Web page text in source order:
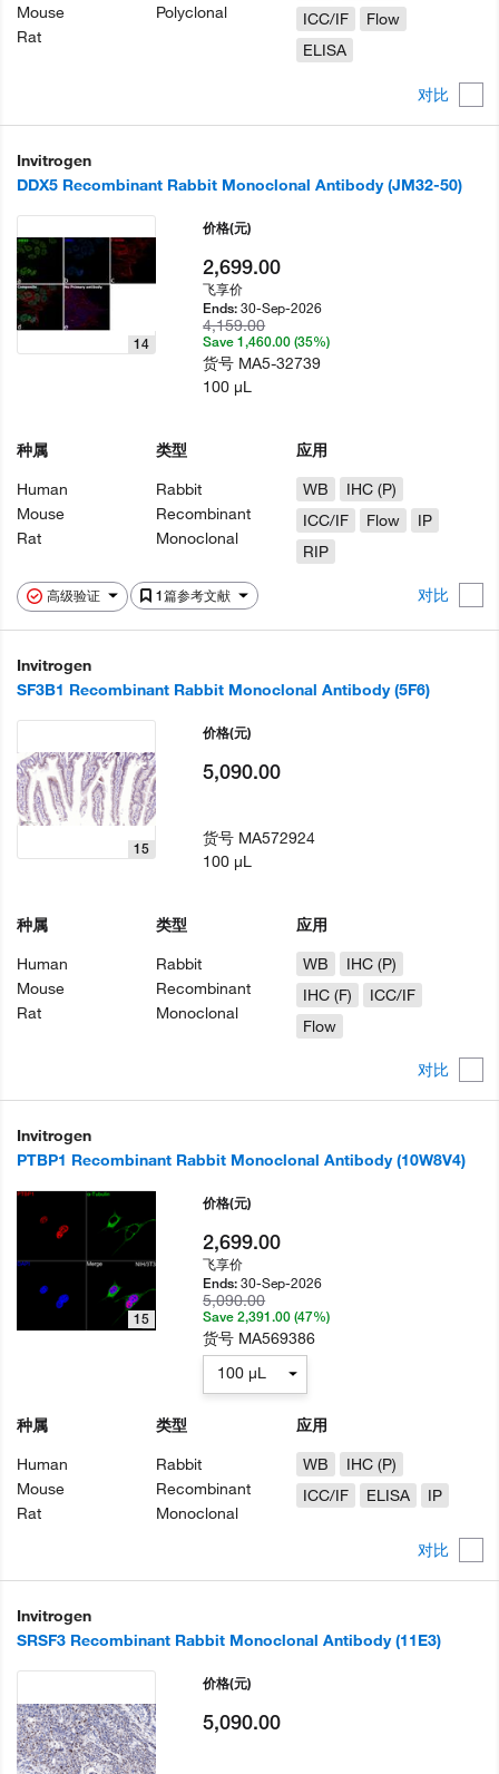
对比
Mouse
Rat
Polyclonal
ICC/IF
Flow
ELISA
Invitrogen
DDX5 Recombinant Rabbit Monoclonal Antibody (JM32-50)
高级验证 1篇参考文献 对比
14
种属
Human
Mouse
Rat
类型
Rabbit
Recombinant
Monoclonal
应用
WB
IHC (P)
ICC/IF
Flow
IP
RIP
价格(元)
2,699.00
飞享价
Ends:30-Sep-2026
4,159.00
Save 1,460.00 (35%)
货号 MA5-32739
100 µL
Invitrogen
SF3B1 Recombinant Rabbit Monoclonal Antibody (5F6)
对比
15
种属
Human
Mouse
Rat
类型
Rabbit
Recombinant
Monoclonal
应用
WB
IHC (P)
IHC (F)
ICC/IF
Flow
价格(元)
5,090.00
货号 MA572924
100 µL
Invitrogen
PTBP1 Recombinant Rabbit Monoclonal Antibody (10W8V4)
对比
15
种属
Human
Mouse
Rat
类型
Rabbit
Recombinant
Monoclonal
应用
WB
IHC (P)
ICC/IF
ELISA IP
价格(元)
2,699.00
飞享价
Ends:30-Sep-2026
5,090.00
Save 2,391.00 (47%)
货号 MA569386
100 µL
Invitrogen
SRSF3 Recombinant Rabbit Monoclonal Antibody (11E3)
价格(元)
5,090.00